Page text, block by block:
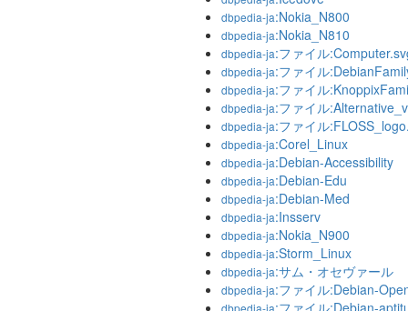
dbpedia-ja:Nokia_N800
dbpedia-ja:Nokia_N810
dbpedia-ja:ファイル
dbpedia-ja:ファイル
dbpedia-ja:ファイル
dbpedia-ja:ファイル
dbpedia-ja:ファイル
dbpedia-ja:Corel_Linux
dbpedia-ja:Debian-Accessibility
dbpedia-ja:Debian-Edu
dbpedia-ja:Debian-Med
dbpedia-ja:Insserv
dbpedia-ja:Nokia_N900
dbpedia-ja:Storm_Linux
dbpedia-ja:サム・オセヴァール
dbpedia-ja:ファイル:Debian-
dbpedia-ja:ファイル:Debian-